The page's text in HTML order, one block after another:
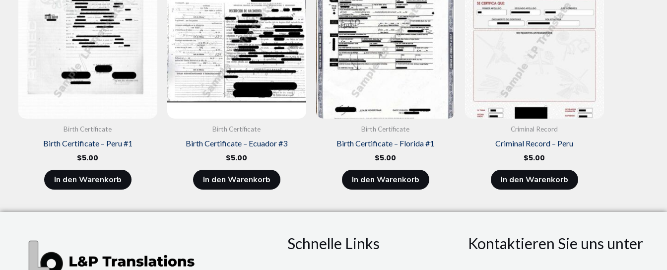
Birth Certificate
Birth Certificate – Peru #1
$5.00
In den Warenkorb
Birth Certificate
Birth Certificate – Ecuador #3
$5.00
In den Warenkorb
Birth Certificate
Birth Certificate – Florida #1
$5.00
In den Warenkorb
Criminal Record
Criminal Record – Peru
$5.00
In den Warenkorb
Schnelle Links Kontaktieren Sie uns unter